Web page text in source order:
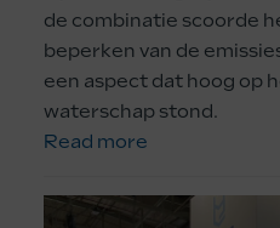
de combinatie scoorde
beperken van de
een aspect dat hoog op
waterschap stond.
Read more